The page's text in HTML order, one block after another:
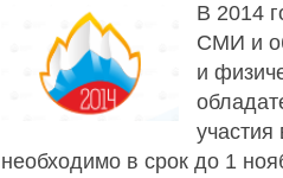
В 2014
СМИ и
и
участия
необходимо в срок до 1